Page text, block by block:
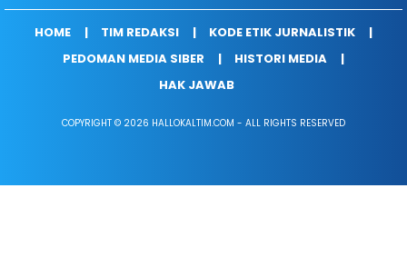
HOME TIM REDAKSI
KODE ETIK JURNALISTIK
PEDOMAN MEDIA SIBER
HISTORI MEDIA
HAK JAWAB
COPYRIGHT © 2026 HALLOKALTIM.COM - ALL RIGHTS RESERVED